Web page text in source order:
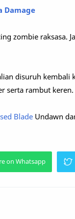
Damage
zombie raksasa.
disuruh kembali
serta rambut keren.
Blade Undawn